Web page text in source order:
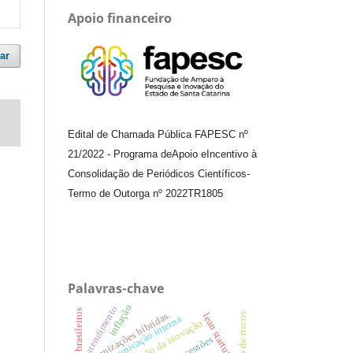
Apoio financeiro
Edital de Chamada Pública FAPESC nº
21/2022 - Programa deApoio e Incentivo à
Consolidação de Periódicos Científicos-
Termo de Outorga nº 2022TR1805
Palavras-chave
organizações híbridas. lean startup
gestão da inovação
comunicação interna
atendimentoinflação